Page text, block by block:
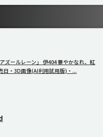
ズールレーン」 伊404 華やかなれ、紅
日・3D画像(AI利用試用版)・...